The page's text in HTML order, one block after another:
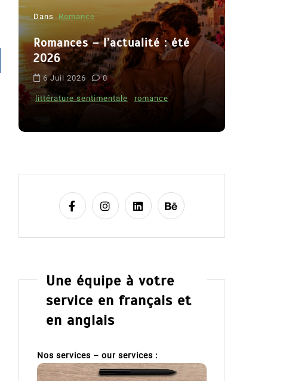
Dans Romance
Romances – l’actualité : été
2026
6 Juil 2026 0
littérature sentimentale romance
Une équipe à votre
service en français et
en anglais
Nos services – our services :